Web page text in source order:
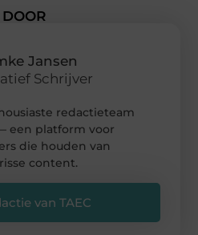
DOOR
Jansen
Schrijver
redactieteam
een platform voor
die houden van
content.
van TAEC